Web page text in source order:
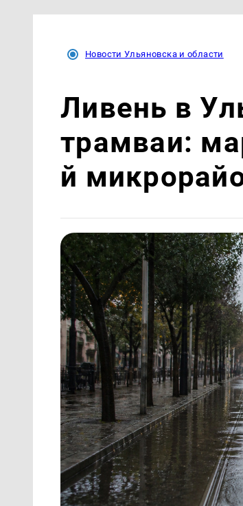
Новости Ульяновска и области
Ливень в
трамваи:
й